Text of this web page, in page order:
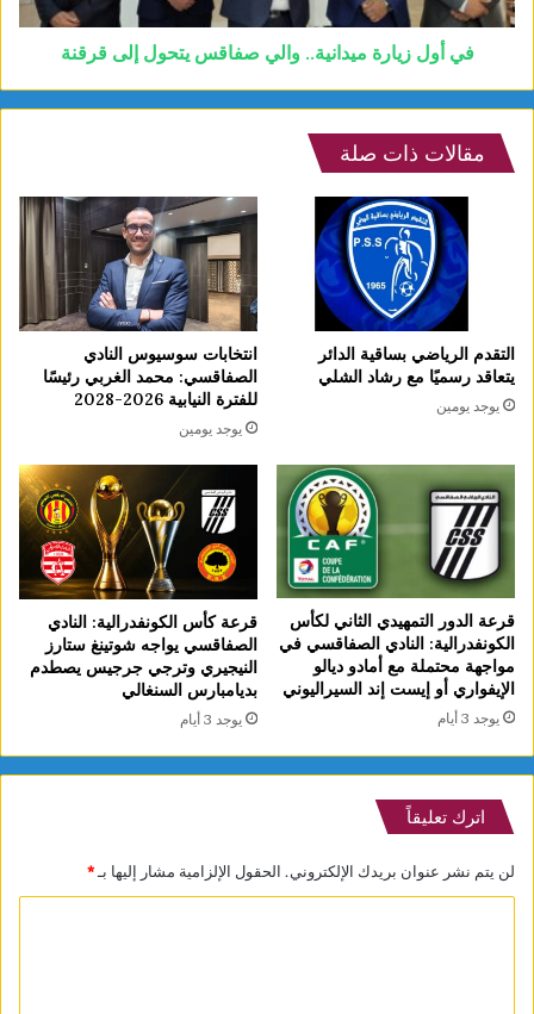
في أول زيارة ميدانية.. والي صفاقس يتحول إلى قرقنة
مقالات ذات صلة
التقدم الرياضي بساقية الدائر
يتعاقد رسميًا مع رشاد الشلي
يوجد يومين
انتخابات سوسيوس النادي
الصفاقسي: محمد الغربي رئيسًا
للفترة النيابية 2026-2028
يوجد يومين
قرعة الدور التمهيدي الثاني لكأس
الكونفدرالية: النادي الصفاقسي في
مواجهة محتملة مع أمادو ديالو
الإيفواري أو إيست إند السيراليوني
يوجد 3 أيام
قرعة كأس الكونفدرالية: النادي
الصفاقسي يواجه شوتينغ ستارز
النيجيري وترجي جرجيس يصطدم
بديامبارس السنغالي
يوجد 3 أيام
اترك تعليقاً
لن يتم نشر عنوان بريدك الإلكتروني. الحقول الإلزامية مشار إليها بـ*